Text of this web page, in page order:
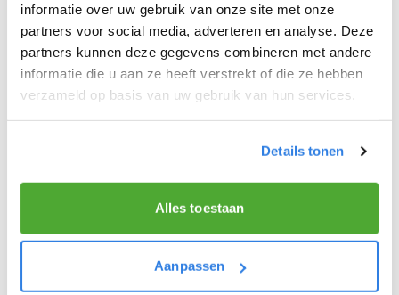
informatie over uw gebruik van onze site met onze
partners voor social media, adverteren en analyse. Deze
partners kunnen deze gegevens combineren met andere
informatie die u aan ze heeft verstrekt of die ze hebben
verzameld op basis van uw gebruik van hun services.
Details tonen
Alles toestaan
Aanpassen
We hope you can get started soon and wish you
the best of luck! 🚴‍♂️💨